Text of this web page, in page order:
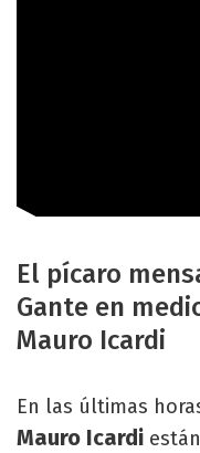
El pícaro
Gante en
Mauro Icardi
En las últimas
Mauro Icardi